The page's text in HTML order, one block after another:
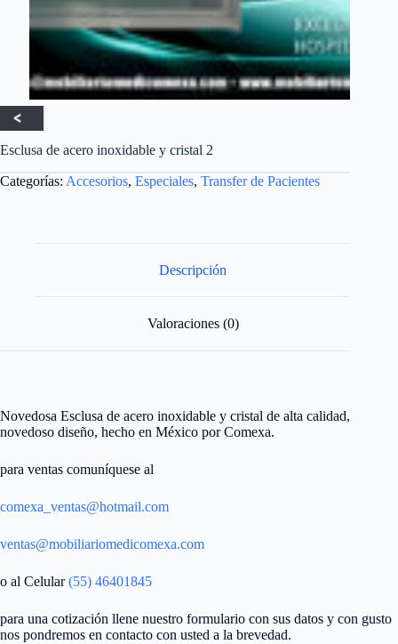
Esclusa de acero inoxidable y cristal 2
Categorías: Accesorios, Especiales, Transfer de Pacientes
Descripción
Valoraciones (0)
Novedosa Esclusa de acero inoxidable y cristal de alta calidad,
novedoso diseño, hecho en México por Comexa.
para ventas comuníquese al
comexa_ventas@hotmail.com
ventas@mobiliariomedicomexa.com
o al Celular(55) 46401845
para una cotización llene nuestro formulario con sus datos y con gusto
nos pondremos en contacto con usted a la brevedad.